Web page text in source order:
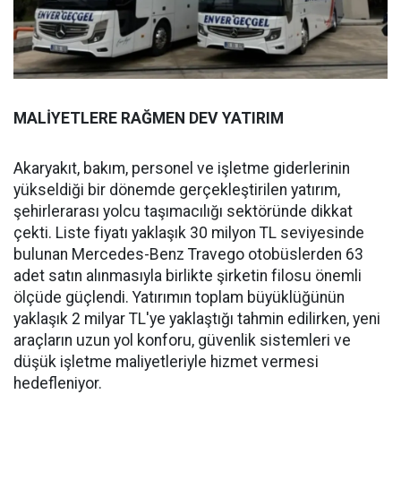
MALİYETLERE RAĞMEN DEV YATIRIM
Akaryakıt, bakım, personel ve işletme giderlerinin
yükseldiği bir dönemde gerçekleştirilen yatırım,
şehirlerarası yolcu taşımacılığı sektöründe dikkat
çekti. Liste fiyatı yaklaşık 30 milyon TL seviyesinde
bulunan Mercedes-Benz Travego otobüslerden 63
adet satın alınmasıyla birlikte şirketin filosu önemli
ölçüde güçlendi. Yatırımın toplam büyüklüğünün
yaklaşık 2 milyar TL'ye yaklaştığı tahmin edilirken, yeni
araçların uzun yol konforu, güvenlik sistemleri ve
düşük işletme maliyetleriyle hizmet vermesi
hedefleniyor.